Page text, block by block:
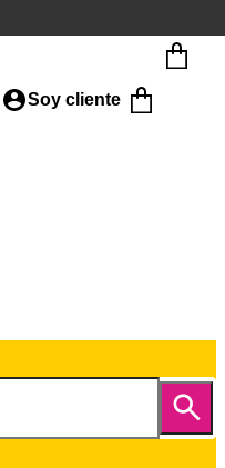
Soy cliente